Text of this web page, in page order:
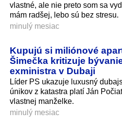
vlastné, ale nie preto som sa
mám radšej, lebo sú bez stresu.
minulý mesiac
Kupujú si miliónové
Šimečka kritizuje
exministra v Dubaji
Líder PS ukazuje luxusný
únikov z katastra platí Ján
vlastnej manželke.
minulý mesiac